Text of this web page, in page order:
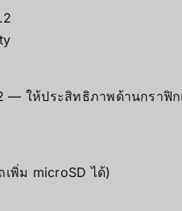
— ให้ประสิทธิภาพด้านกราฟิ
พิ่ม microSD ได้)